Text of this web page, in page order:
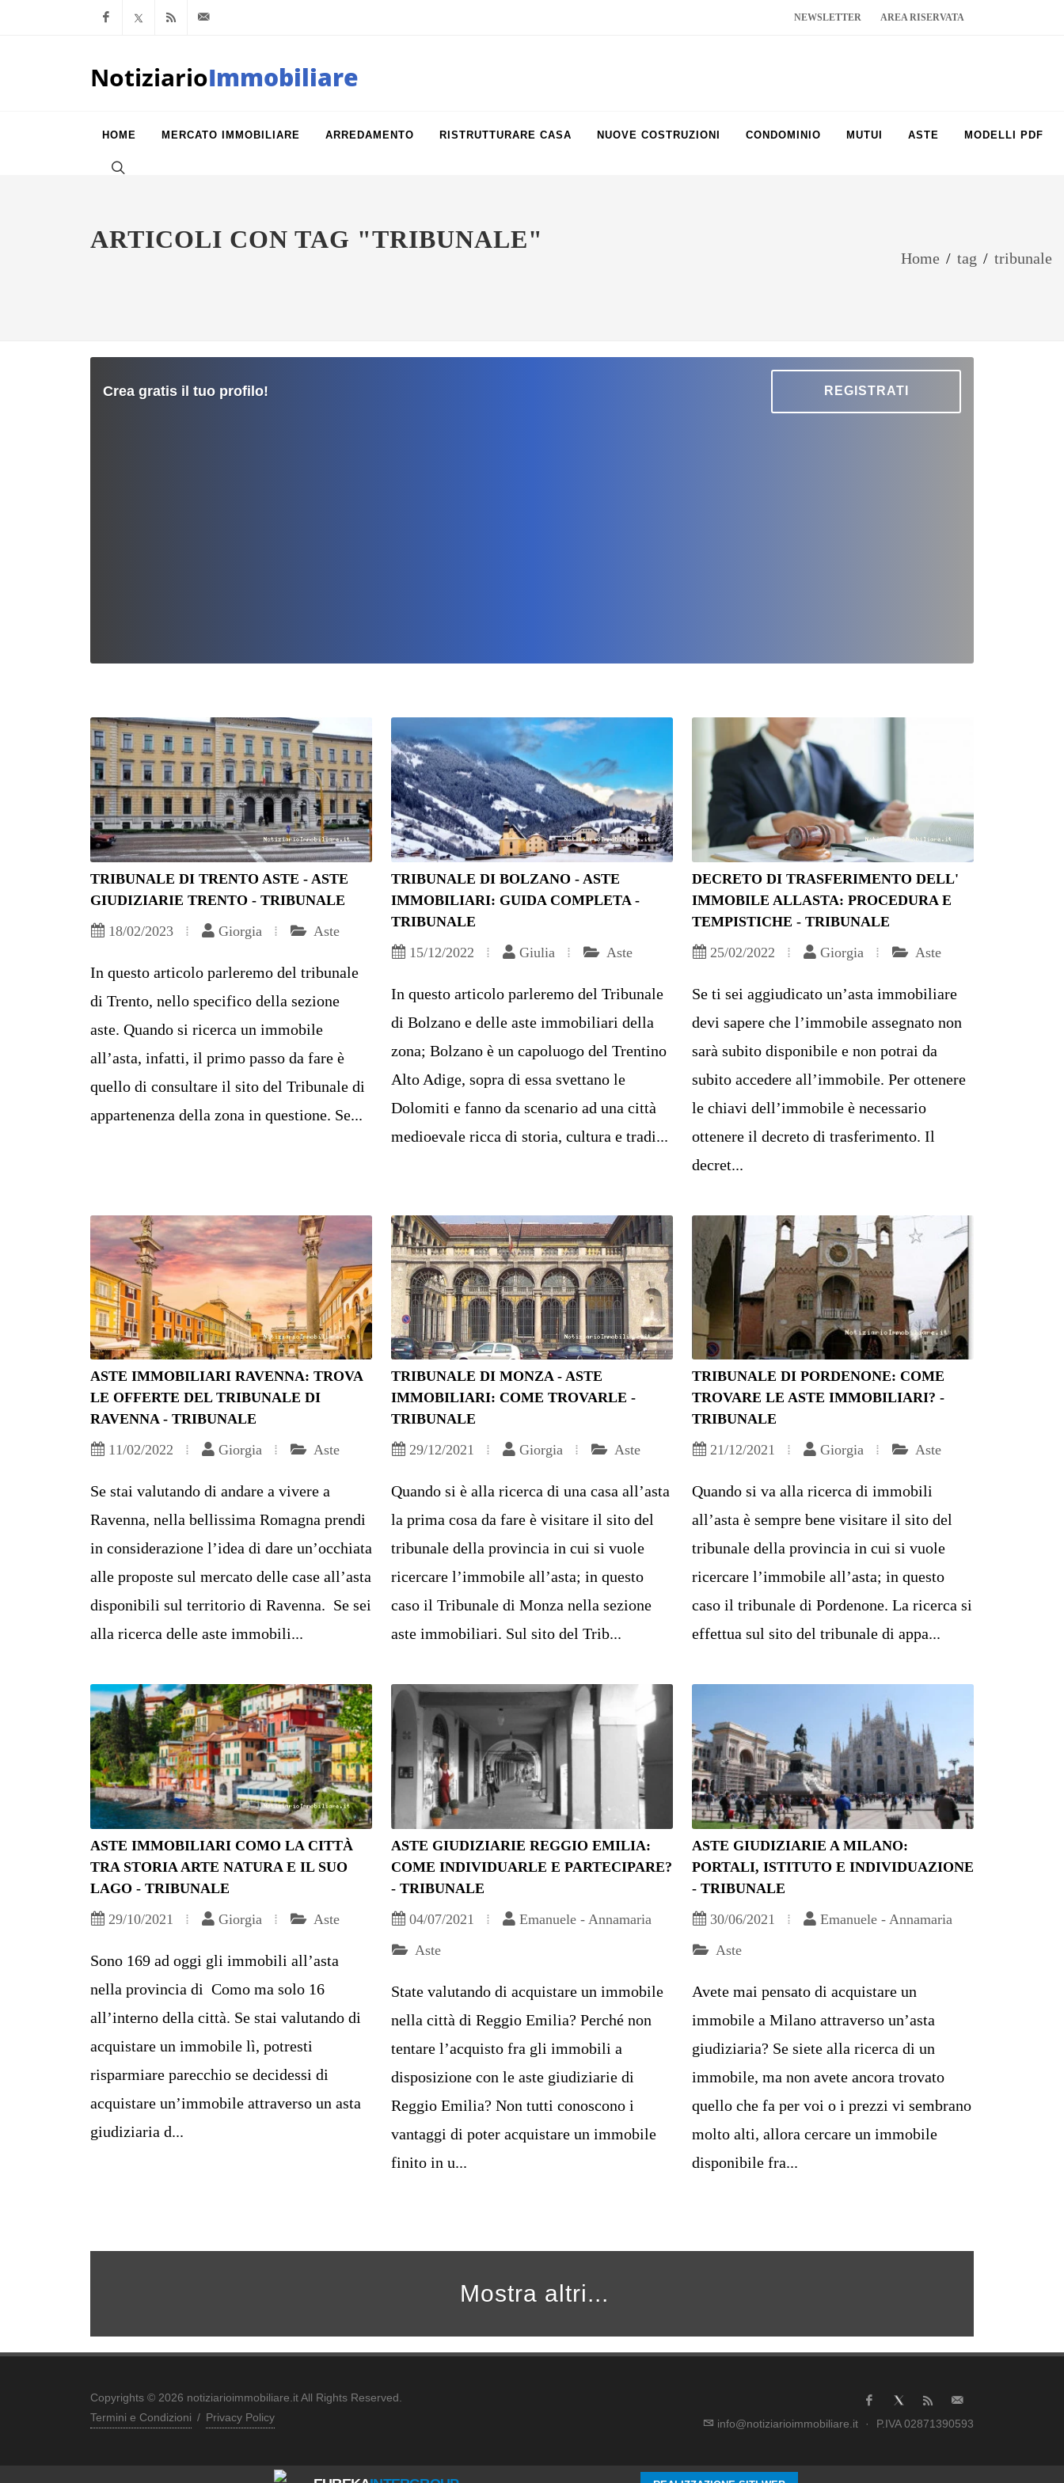
Facebook
x.com Feed RSS NEWSLETTER AREA RISERVATA
NotiziarioImmobiliare
HOME MERCATO IMMOBILIARE ARREDAMENTO RISTRUTTURARE CASA NUOVE COSTRUZIONI CONDOMINIO MUTUI ASTE MODELLI PDF
ARTICOLI CON TAG "TRIBUNALE"
Home / tag / tribunale
Crea gratis il tuo profilo! REGISTRATI
TRIBUNALE DI TRENTO ASTE - ASTE
GIUDIZIARIE TRENTO - TRIBUNALE
18/02/2023
Giorgia Aste
In questo articolo parleremo del tribunale
di Trento, nello specifico della sezione
aste. Quando si ricerca un immobile
all’asta, infatti, il primo passo da fare è
quello di consultare il sito del Tribunale di
appartenenza della zona in questione. Se...
TRIBUNALE DI BOLZANO - ASTE
IMMOBILIARI: GUIDA COMPLETA -
TRIBUNALE
15/12/2022
Giulia Aste
In questo articolo parleremo del Tribunale
di Bolzano e delle aste immobiliari della
zona; Bolzano è un capoluogo del Trentino
Alto Adige, sopra di essa svettano le
Dolomiti e fanno da scenario ad una città
medioevale ricca di storia, cultura e tradi...
DECRETO DI TRASFERIMENTO DELL'
IMMOBILE ALLASTA: PROCEDURA E
TEMPISTICHE - TRIBUNALE
25/02/2022
Giorgia Aste
Se ti sei aggiudicato un’asta immobiliare
devi sapere che l’immobile assegnato non
sarà subito disponibile e non potrai da
subito accedere all’immobile. Per ottenere
le chiavi dell’immobile è necessario
ottenere il decreto di trasferimento. Il
decret...
ASTE IMMOBILIARI RAVENNA: TROVA
LE OFFERTE DEL TRIBUNALE DI
RAVENNA - TRIBUNALE
11/02/2022
Giorgia Aste
Se stai valutando di andare a vivere a
Ravenna, nella bellissima Romagna prendi
in considerazione l’idea di dare un’occhiata
alle proposte sul mercato delle case all’asta
disponibili sul territorio di Ravenna. Se sei
alla ricerca delle aste immobili...
TRIBUNALE DI MONZA - ASTE
IMMOBILIARI: COME TROVARLE -
TRIBUNALE
29/12/2021
Giorgia Aste
Quando si è alla ricerca di una casa all’asta
la prima cosa da fare è visitare il sito del
tribunale della provincia in cui si vuole
ricercare l’immobile all’asta; in questo
caso il Tribunale di Monza nella sezione
aste immobiliari. Sul sito del Trib...
TRIBUNALE DI PORDENONE: COME
TROVARE LE ASTE IMMOBILIARI? -
TRIBUNALE
21/12/2021
Giorgia Aste
Quando si va alla ricerca di immobili
all’asta è sempre bene visitare il sito del
tribunale della provincia in cui si vuole
ricercare l’immobile all’asta; in questo
caso il tribunale di Pordenone. La ricerca si
effettua sul sito del tribunale di appa...
ASTE IMMOBILIARI COMO LA CITTÀ
TRA STORIA ARTE NATURA E IL SUO
LAGO - TRIBUNALE
29/10/2021
Giorgia Aste
Sono 169 ad oggi gli immobili all’asta
nella provincia di Como ma solo 16
all’interno della città. Se stai valutando di
acquistare un immobile lì, potresti
risparmiare parecchio se decidessi di
acquistare un’immobile attraverso un asta
giudiziaria d...
ASTE GIUDIZIARIE REGGIO EMILIA:
COME INDIVIDUARLE E PARTECIPARE?
- TRIBUNALE
04/07/2021
Emanuele - Annamaria
Aste
State valutando di acquistare un immobile
nella città di Reggio Emilia? Perché non
tentare l’acquisto fra gli immobili a
disposizione con le aste giudiziarie di
Reggio Emilia? Non tutti conoscono i
vantaggi di poter acquistare un immobile
finito in u...
ASTE GIUDIZIARIE A MILANO:
PORTALI, ISTITUTO E INDIVIDUAZIONE
- TRIBUNALE
30/06/2021
Emanuele - Annamaria
Aste
Avete mai pensato di acquistare un
immobile a Milano attraverso un’asta
giudiziaria? Se siete alla ricerca di un
immobile, ma non avete ancora trovato
quello che fa per voi o i prezzi vi sembrano
molto alti, allora cercare un immobile
disponibile fra...
Mostra altri...
Copyrights © 2026 notiziarioimmobiliare.it All Rights Reserved.
Termini e Condizioni / Privacy Policy info@notiziarioimmobiliare.it · P.IVA 02871390593